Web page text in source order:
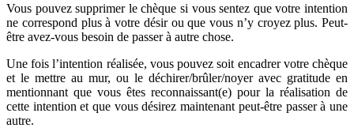
Vous pouvez supprimer le chèque si vous sentez que votre intention
ne correspond plus à votre désir ou que vous n’y croyez plus. Peut-
être avez-vous besoin de passer à autre chose.
Une fois l’intention réalisée, vous pouvez soit encadrer votre chèque
et le mettre au mur, ou le déchirer/brûler/noyer avec gratitude en
mentionnant que vous êtes reconnaissant(e) pour la réalisation de
cette intention et que vous désirez maintenant peut-être passer à une
autre.